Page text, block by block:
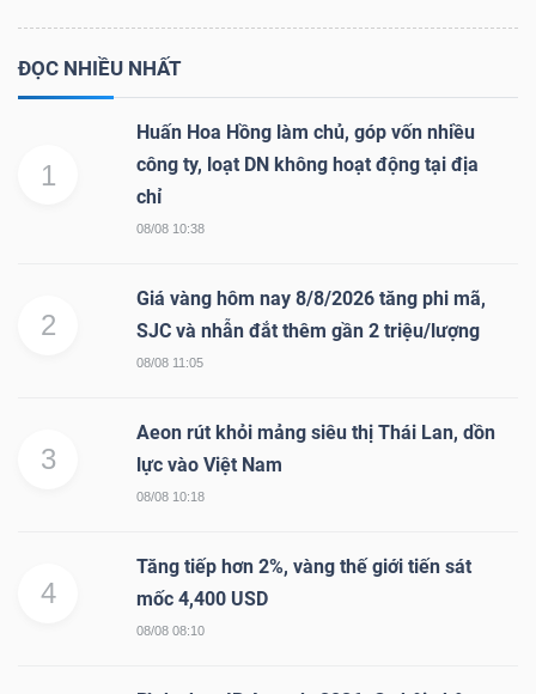
ĐỌC NHIỀU NHẤT
1
Huấn Hoa Hồng làm chủ, góp vốn nhiều
công ty, loạt DN không hoạt động tại địa
chỉ
08/08 10:38
2
Giá vàng hôm nay 8/8/2026 tăng phi mã,
SJC và nhẫn đắt thêm gần 2 triệu/lượng
08/08 11:05
3
Aeon rút khỏi mảng siêu thị Thái Lan, dồn
lực vào Việt Nam
08/08 10:18
4
Tăng tiếp hơn 2%, vàng thế giới tiến sát
mốc 4,400 USD
08/08 08:10